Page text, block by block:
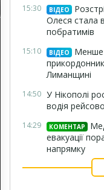
15:30 ВІДЕО
Олеся стала
побратимів
15:10 ВІДЕО
Менше
Лиманщині
14:50 У Нікополі
водія
14:29 КОМЕНТАР
евакуації
напрямку